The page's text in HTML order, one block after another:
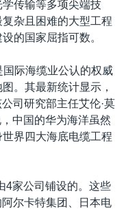
传输等多项尖端技
杂且困难的大型工程
的国家屈指可数。
际海缆业公认的权威
。其最新统计显示，
司研究部主任艾伦·莫
中国的华为海洋虽然
界四大海底电缆工程
4家公司铺设的。这些
尔卡特集团、日本电